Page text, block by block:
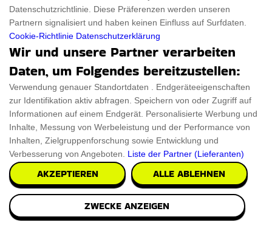
James Bond 007 Manschettenknoepfe
Die atemberaubenden James Bond 007
Manschettenknöpfe sind eine wunderbare Kombination aus
Eleganz u
PRÜFEN SIE ES AUS
Datenschutzrichtlinie. Diese Präferenzen werden unseren
Partnern signalisiert und haben keinen Einfluss auf Surfdaten.
Cookie-Richtlinie Datenschutzerklärung
Wir und unsere Partner verarbeiten
Daten, um Folgendes bereitzustellen:
Verwendung genauer Standortdaten . Endgeräteeigenschaften
zur Identifikation aktiv abfragen. Speichern von oder Zugriff auf
Informationen auf einem Endgerät. Personalisierte Werbung und
Inhalte, Messung von Werbeleistung und der Performance von
Inhalten, Zielgruppenforschung sowie Entwicklung und
Verbesserung von Angeboten. Liste der Partner (Lieferanten)
AKZEPTIEREN ALLE ABLEHNEN
ZWECKE ANZEIGEN